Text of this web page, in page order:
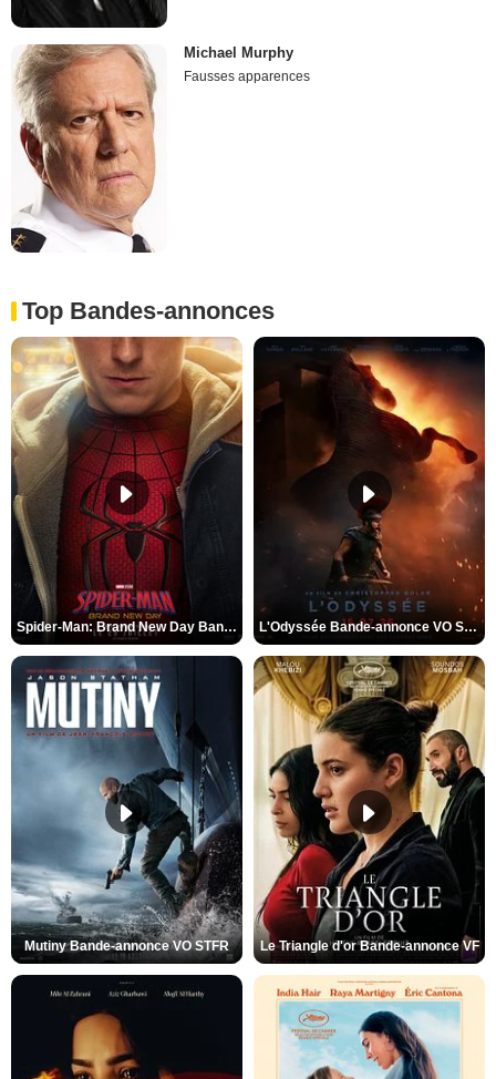
Michael Murphy
Fausses apparences
Top Bandes-annonces
Spider-Man: Brand New Day Bande-annonce VO STFR L'Odyssée Bande-annonce VO STFR
Mutiny Bande-annonce VO STFR Le Triangle d'or Bande-annonce VF